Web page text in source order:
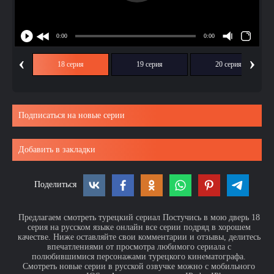
‹ 18 серия 19 серия 20 серия ›
Подписаться на новые серии
Добавить в закладки
Поделиться
Предлагаем смотреть турецкий сериал Постучись в мою дверь 18
серия на русском языке онлайн все серии подряд в хорошем
качестве. Ниже оставляйте свои комментарии и отзывы, делитесь
впечатлениями от просмотра любимого сериала с
полюбившимися персонажами турецкого кинематографа.
Смотреть новые серии в русской озвучке можно с мобильного